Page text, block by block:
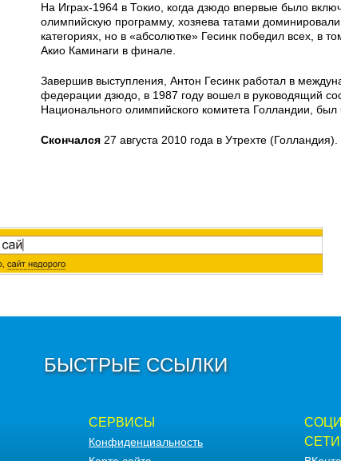
На Играх-1964 в Токио, когда дзюдо впервые было
олимпийскую программу, хозяева татами
категориях, но в «абсолютке» Гесинк победил всех, в
Акио Каминаги в финале.
Завершив выступления, Антон Гесинк работал в
федерации дзюдо, в 1987 году вошел в руководящий
Национального олимпийского комитета Голландии,
Скончался 27 августа 2010 года в Утрехте (Голландия).
БЫСТРЫЕ ССЫЛКИ
СЕРВИСЫ
Конфиденциальность
СЕТИ